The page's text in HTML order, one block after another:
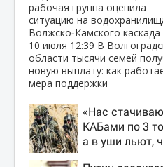
рабочая группа оценила
ситуацию на
Волжско‑Камского каскада
10 июля 12:39 В
области тысячи семей
новую выплату: как
мера поддержки
«Нас
КАБами по 3
а в уши льют,